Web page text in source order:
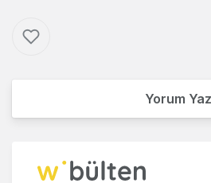
Yorum Yaz